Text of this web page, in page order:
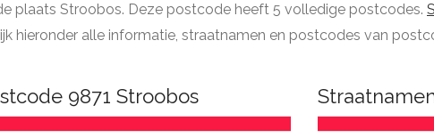
plaats Stroobos. Deze postcode heeft 5 volledige postcodes.
hieronder alle informatie, straatnamen en postcodes van
9871 Stroobos